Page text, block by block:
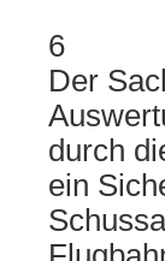
6
Der
durch
ein